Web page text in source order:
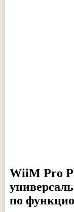
WiiM Pro
по